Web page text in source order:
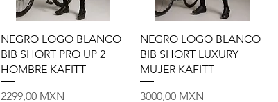
Vista rápida
NEGRO LOGO BLANCO
BIB SHORT PRO UP 2
HOMBRE KAFITT
Precio
2299,00 MXN
Vista rápida
NEGRO LOGO BLANCO
BIB SHORT LUXURY
MUJER KAFITT
Precio
3000,00 MXN